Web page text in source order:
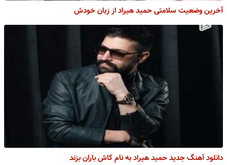
آخرین وضعیت سلامتی حمید هیراد از زبان خودش
دانلود آهنگ جدید حمید هیراد به نام کاش باران بزند